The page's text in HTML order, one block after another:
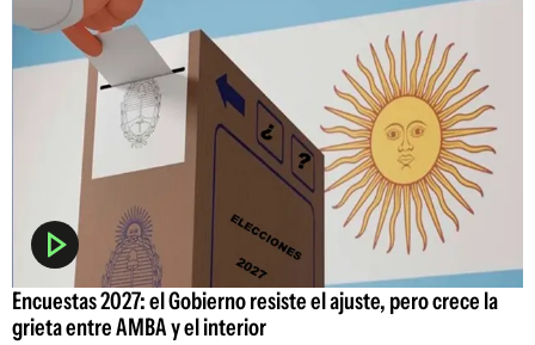
Encuestas 2027: el Gobierno resiste el ajuste, pero crece la
grieta entre AMBA y el interior